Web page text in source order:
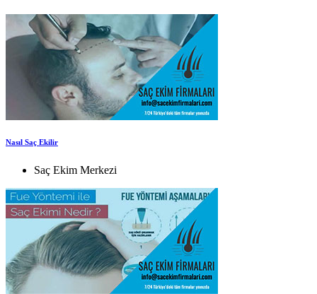
Nasıl Saç Ekilir
Saç Ekim Merkezi